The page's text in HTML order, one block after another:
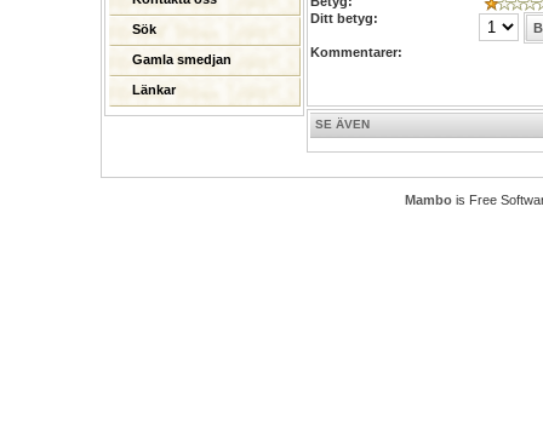
Sök
Gamla smedjan
Länkar
Ditt betyg:
Kommentarer:
SE ÄVEN
Mambois Free